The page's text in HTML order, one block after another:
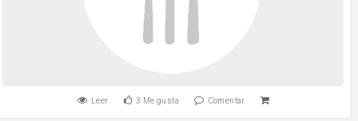
Leer 3 Me gusta Comentar